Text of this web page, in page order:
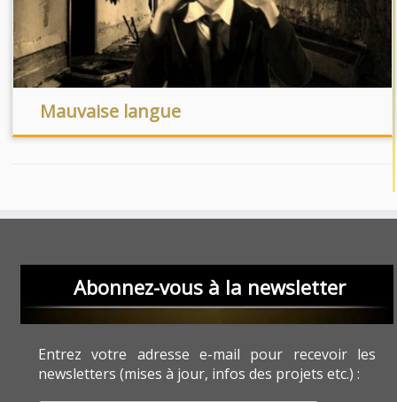
Mauvaise langue
Abonnez-vous à la newsletter
Entrez votre adresse e-mail pour recevoir les
newsletters (mises à jour, infos des projets etc.) :